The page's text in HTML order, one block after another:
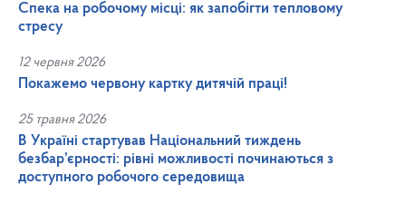
Спека на робочому місці: як запобігти тепловому
стресу
12 червня 2026
Покажемо червону картку дитячій праці!
25 травня 2026
В Україні стартував Національний тиждень
безбар’єрності: рівні можливості починаються з
доступного робочого середовища